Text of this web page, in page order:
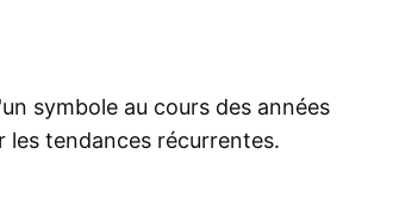
symbole au cours des années
tendances récurrentes.